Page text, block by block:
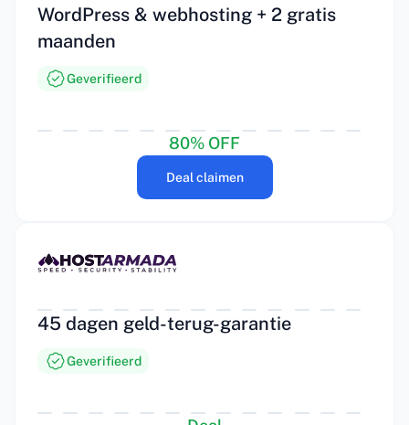
WordPress & webhosting + 2 gratis
maanden
Geverifieerd
80% OFF
Deal claimen
45 dagen geld-terug-garantie
Geverifieerd